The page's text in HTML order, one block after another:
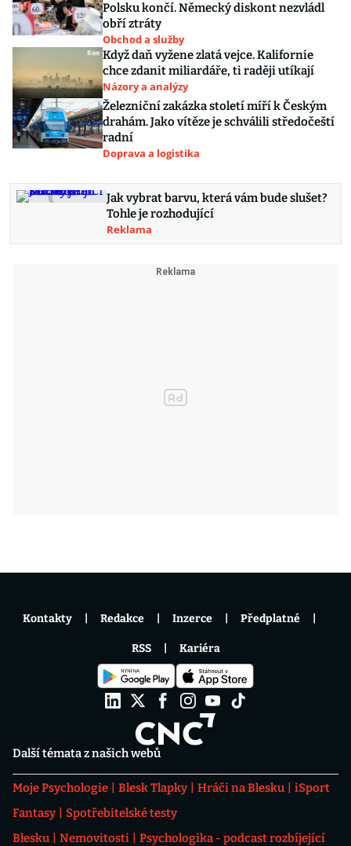
Polsku končí. Německý diskont nezvládl
obří ztráty
Obchod a služby
Když daň vyžene zlatá vejce. Kalifornie
chce zdanit miliardáře, ti raději utíkají
Názory a analýzy
Železniční zakázka století míří k Českým
drahám. Jako vítěze je schválili středočeští
radní
Doprava a logistika
Jak vybrat barvu, která vám bude slušet?
Tohle je rozhodující
Reklama
Další témata z našich webů
Moje Psychologie Blesk Tlapky Hráči na Blesku
iSport
Fantasy
Spotřebitelské testy
Blesku
Nemovitosti
Psychologika - podcast rozbíjející
Kontakty Redakce Inzerce Předplatné
RSS Kariéra